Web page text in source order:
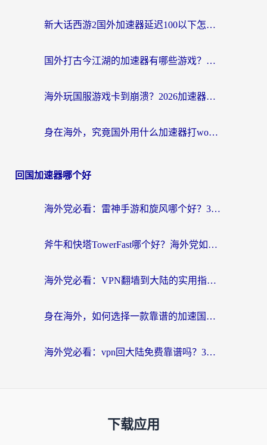
新大话西游2国外加速器延迟100以下怎么办？海外党实测有效的低延迟指南
国外打古今江湖的加速器有哪些游戏？一个海外玩家的终极选择指南
海外玩国服游戏卡到崩溃？2026加速器免费推荐+实用指南（亲测有效）
身在海外，究竟国外用什么加速器打wow好？
回国加速器哪个好
海外党必看：雷神手游和旋风哪个好？3分钟选对回国加速器，无缝刷国内剧玩游戏
斧牛和快塔TowerFast哪个好？海外党如何选对回国加速器
海外党必看：VPN翻墙到大陆的实用指南——从看CCTV5到选加速器，一篇全搞定
身在海外，如何选择一款靠谱的加速国内网络的加速器？
海外党必看：vpn回大陆免费靠谱吗？3步选对加速器实现无缝刷国内资源
下载应用